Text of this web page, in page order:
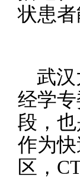
状患
武
经学
段，
作为
区，